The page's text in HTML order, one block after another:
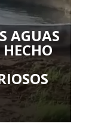
AGUAS
HECHO